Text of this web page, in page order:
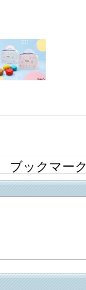
ブックマー